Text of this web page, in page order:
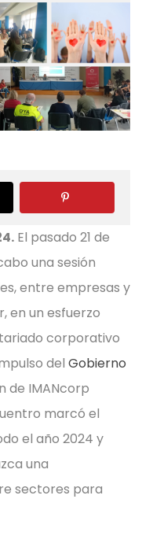
El pasado 21 de
una sesión
entre empresas y
en un esfuerzo
corporativo
del Gobierno
de IMANcorp
marcó el
el año 2024 y
una
sectores para